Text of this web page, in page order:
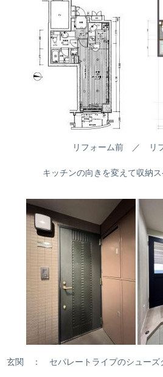
リフォーム前 ／ リ
キッチンの向きを変えて収納
玄関 ： セパレートライプのシューズ